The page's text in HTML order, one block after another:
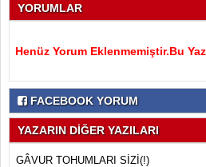
YORUMLAR
Henüz Yorum Eklenmemiştir.Bu
FACEBOOK YORUM
YAZARIN DİĞER YAZILARI
GÂVUR TOHUMLARI SİZİ(!)